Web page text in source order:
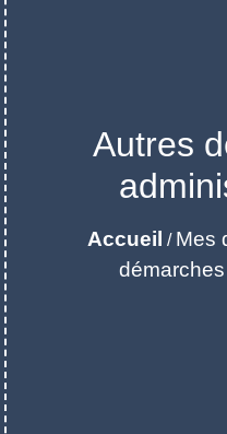
Autres
Accueil / Mes